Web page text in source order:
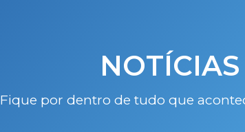
NOTÍCIAS
Fique por dentro de tudo que